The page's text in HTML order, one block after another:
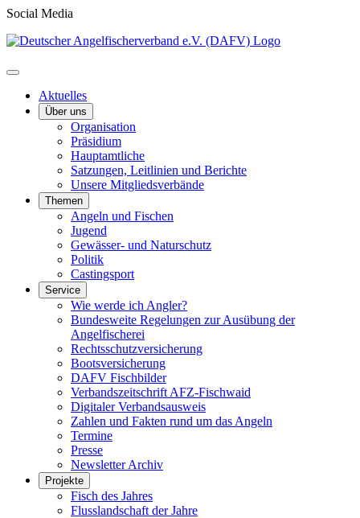
Social Media
Aktuelles
Über uns
Organisation
Präsidium
Hauptamtliche
Satzungen, Leitlinien und Berichte
Unsere Mitgliedsverbände
Themen
Angeln und Fischen
Jugend
Gewässer- und Naturschutz
Politik
Castingsport
Service
Wie werde ich Angler?
Bundesweite Regelungen zur Ausübung der
Angelfischerei
Rechtsschutzversicherung
Bootsversicherung
DAFV Fischbilder
Verbandszeitschrift AFZ-Fischwaid
Digitaler Verbandsausweis
Zahlen und Fakten rund um das Angeln
Termine
Presse
Newsletter Archiv
Projekte
Fisch des Jahres
Flusslandschaft der Jahre